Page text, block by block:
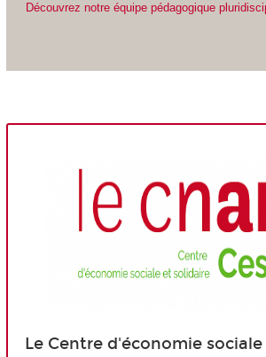
Découvrez notre équipe pédagogique
Le Centre d'économie